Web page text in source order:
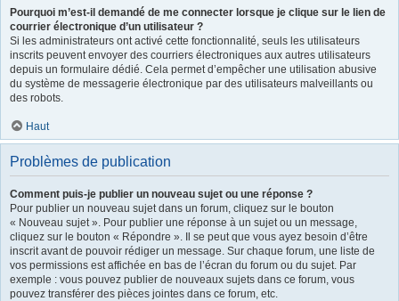
Pourquoi m’est-il demandé de me connecter lorsque je clique sur le lien de
courrier électronique d’un utilisateur ?
Si les administrateurs ont activé cette fonctionnalité, seuls les utilisateurs
inscrits peuvent envoyer des courriers électroniques aux autres utilisateurs
depuis un formulaire dédié. Cela permet d’empêcher une utilisation abusive
du système de messagerie électronique par des utilisateurs malveillants ou
des robots.
Haut
Problèmes de publication
Comment puis-je publier un nouveau sujet ou une réponse ?
Pour publier un nouveau sujet dans un forum, cliquez sur le bouton
« Nouveau sujet ». Pour publier une réponse à un sujet ou un message,
cliquez sur le bouton « Répondre ». Il se peut que vous ayez besoin d’être
inscrit avant de pouvoir rédiger un message. Sur chaque forum, une liste de
vos permissions est affichée en bas de l’écran du forum ou du sujet. Par
exemple : vous pouvez publier de nouveaux sujets dans ce forum, vous
pouvez transférer des pièces jointes dans ce forum, etc.